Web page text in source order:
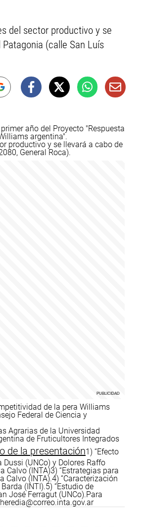
del sector productivo y se
(calle San Luís
año del Proyecto "Respuesta
argentina".
productivo y se llevará a cabo de
General Roca).
de la pera Williams
Federal de Ciencia y
Agrarias de la Universidad
de Fruticultores Integrados
de la presentación1) “Efecto
(UNCo) y Dolores Raffo
Calvo (INTA)3) “Estrategias para
Calvo (INTA).4) “Caracterización
(INTI).5) “Estudio de
José Ferragut (UNCo).Para